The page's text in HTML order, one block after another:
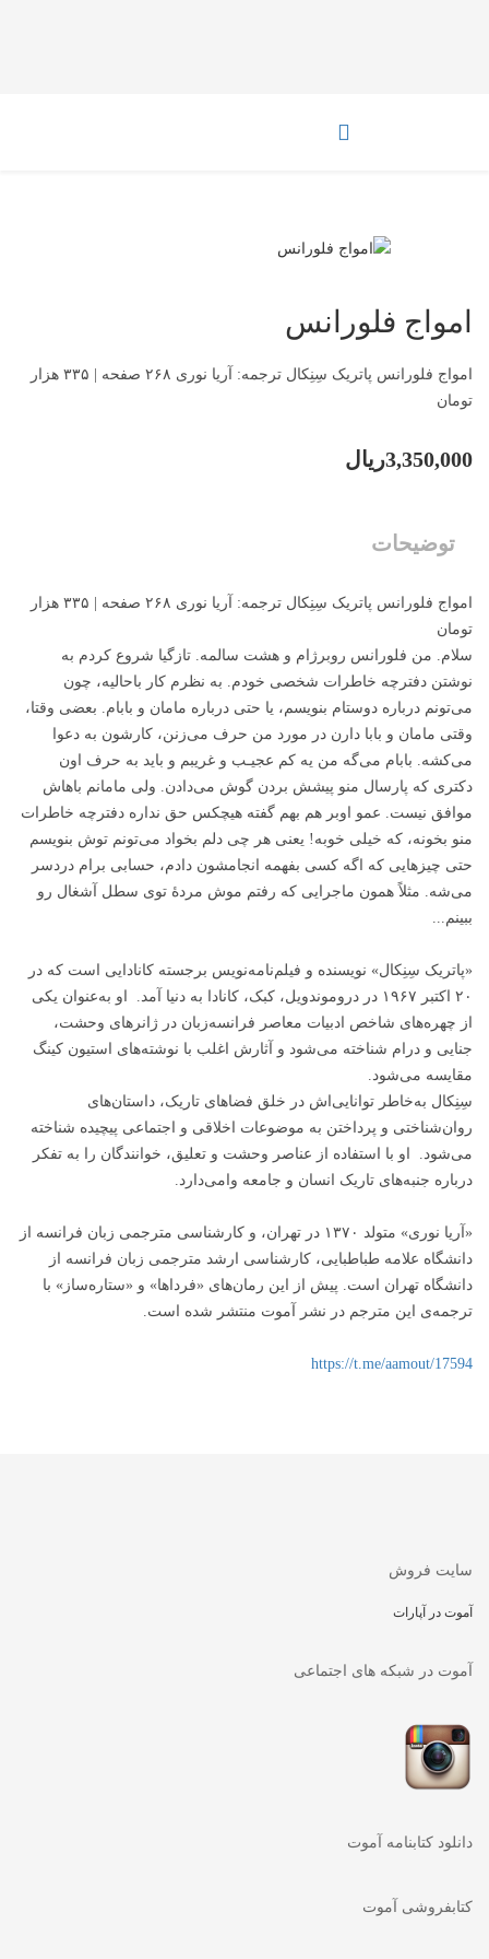
امواج فلورانس
امواج فلورانس پاتریک سِنِکال ترجمه‌: آریا نوری ۲۶۸ صفحه | ۳۳۵ هزار
تومان
3,350,000ریال
توضیحات
امواج فلورانس پاتریک سِنِکال ترجمه‌: آریا نوری ۲۶۸ صفحه | ۳۳۵ هزار
تومان
سلام. من فلورانس روبرژام و هشت سالمه. تازگیا شروع کردم به
نوشتن دفترچه خاطرات شخصی خودم. به نظرم کار باحالیه، چون
می‌تونم درباره دوستام بنویسم، یا حتی درباره مامان و بابام. بعضی وقتا،
وقتی مامان و بابا دارن در مورد من حرف می‌زنن، کارشون به دعوا
می‌کشه. بابام می‌گه من یه کم عجیـب و غریبم و باید به حرف اون
دکتری که پارسال منو پیشش بردن گوش می‌دادن. ولی مامانم باهاش
موافق نیست. عمو اوبر هم بهم گفته هیچکس حق نداره دفترچه خاطرات
منو بخونه، که خیلی خوبه! یعنی هر چی دلم بخواد می‌تونم توش بنویسم
حتی چیزهایی که اگه کسی بفهمه انجامشون دادم، حسابی برام دردسر
می‌شه. مثلاً همون ماجرایی که رفتم موش مردۀ توی سطل آشغال رو
ببینم...
«پاتریک سِنِکال» نویسنده و فیلم‌نامه‌نویس برجسته کانادایی است که در
۲۰ اکتبر ۱۹۶۷ در دروموندویل، کبک، کانادا به دنیا آمد. او به‌عنوان یکی
از چهره‌های شاخص ادبیات معاصر فرانسه‌زبان در ژانرهای وحشت،
جنایی و درام شناخته می‌شود و آثارش اغلب با نوشته‌های استیون کینگ
مقایسه می‌شود.
سِنِکال به‌خاطر توانایی‌اش در خلق فضاهای تاریک، داستان‌های
روان‌شناختی و پرداختن به موضوعات اخلاقی و اجتماعی پیچیده شناخته
می‌شود. او با استفاده از عناصر وحشت و تعلیق، خوانندگان را به تفکر
درباره جنبه‌های تاریک انسان و جامعه وامی‌دارد.
«آریا نوری» متولد ۱۳۷۰ در تهران، و کارشناسی مترجمی زبان فرانسه از
دانشگاه علامه طباطبایی، کارشناسی ارشد مترجمی زبان فرانسه از
دانشگاه تهران است. پیش از این رمان‌های «فرداها» و «ستاره‌ساز» با
ترجمه‌ی این مترجم در نشر آموت منتشر شده است.⁩
https://t.me/aamout/17594
سایت فروش
آموت در آپارات
آموت در شبکه های اجتماعی
دانلود کتابنامه آموت
کتابفروشی آموت